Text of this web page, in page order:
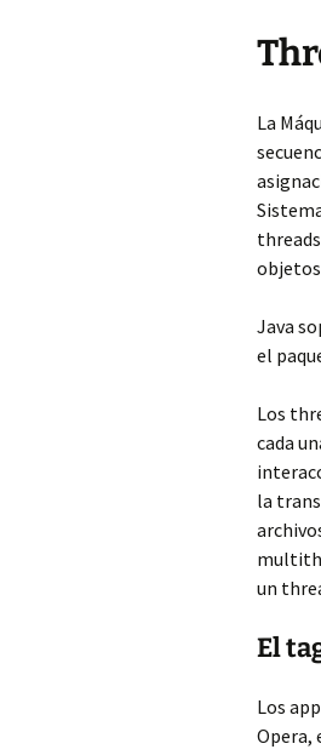
La
Java
el
Los
cada
la
un
El
Los
Opera,